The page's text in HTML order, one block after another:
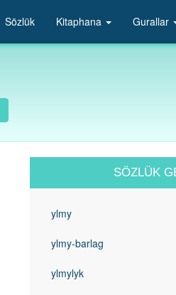
Sözlük Kitaphana Gurallar
SÖZLÜK
ylmy
ylmy-barlag
ylmylyk